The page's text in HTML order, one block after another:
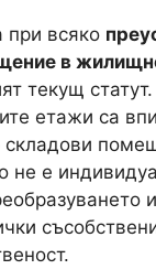
при всяко
в
текущ
етажи са
складови
не е